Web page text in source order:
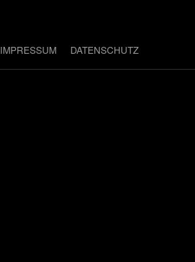
IMPRESSUM DATENSCHUTZ